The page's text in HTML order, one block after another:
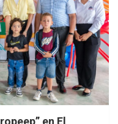
en El